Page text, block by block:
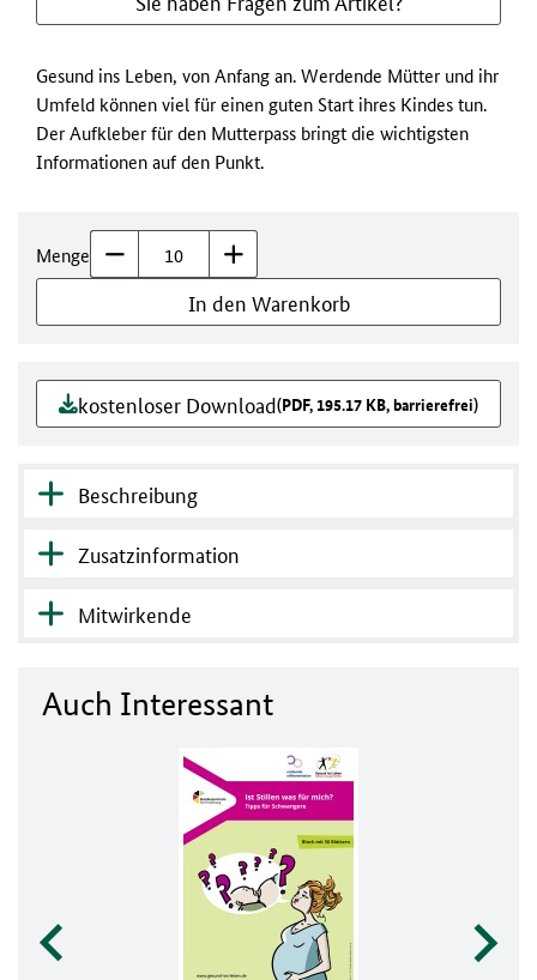
Gesund ins Leben, von Anfang an. Werdende Mütter und ihr
Umfeld können viel für einen guten Start ihres Kindes tun.
Der Aufkleber für den Mutterpass bringt die wichtigsten
Informationen auf den Punkt.
Menge
In den Warenkorb
kostenloser Download(PDF, 195.17 KB, barrierefrei)
Beschreibung
Zusatzinformation
Mitwirkende
Auch Interessant